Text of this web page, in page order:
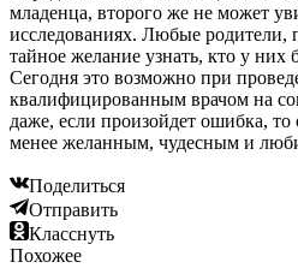
младенца, второго же не может
исследованиях. Любые
тайное желание узнать, кто у них
Сегодня это возможно при
квалифицированным врачом на
даже, если произойдет ошибка,
менее желанным, чудесным и
Поделиться
Отправить
Класснуть
Похожее